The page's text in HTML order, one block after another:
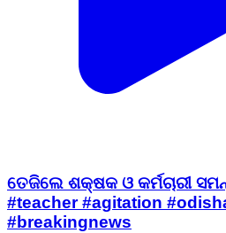
ତେଜିଲେ ଶକ୍ଷକ ଓ କର୍ମଚାରୀ
#teacher #agitation
#breakingnews